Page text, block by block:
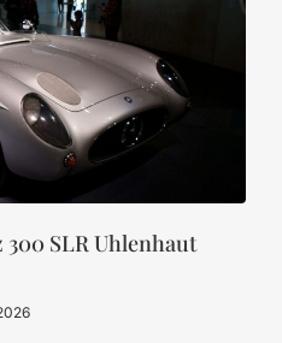
SLR Uhlenhaut